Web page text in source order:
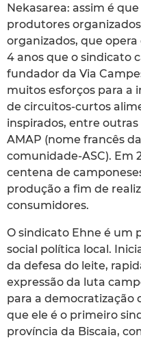
Nekasarea: assim é
produtores
organizados, que opera
4 anos que o sindicato
fundador da Via
muitos esforços para a
de circuitos-curtos
inspirados, entre
AMAP (nome francês
comunidade-ASC). Em
centena de
produção a fim de
consumidores.
O sindicato Ehne é um
social política local.
da defesa do leite,
expressão da luta
para a democratização
que ele é o primeiro
província da Biscaia,